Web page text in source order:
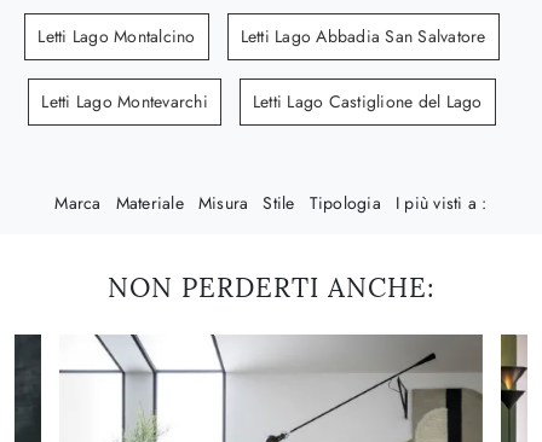
Letti Lago Montalcino Letti Lago Abbadia San Salvatore
Letti Lago Montevarchi Letti Lago Castiglione del Lago
Marca Materiale Misura Stile Tipologia I più visti a :
NON PERDERTI ANCHE: